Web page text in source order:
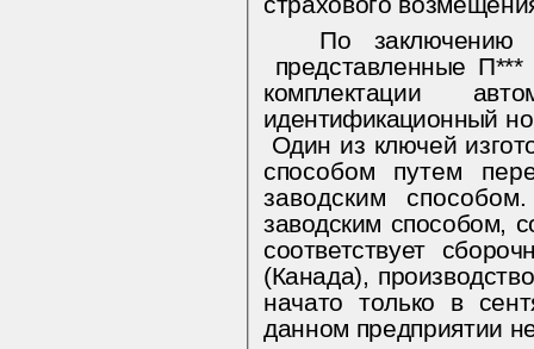
По заключению
представленные
комплектации
идентификационный
Один из ключей
спо­собом путем
заводским
заводским способом,
соответствует
(Канада), производ­
начато только в
данном предприятии